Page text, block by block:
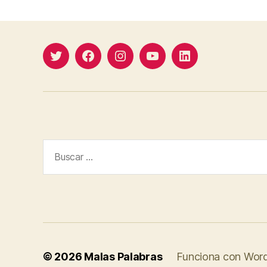
TwitterFacebookInstagramYouTubeLinkedin
© 2026 Malas Palabras Funciona con